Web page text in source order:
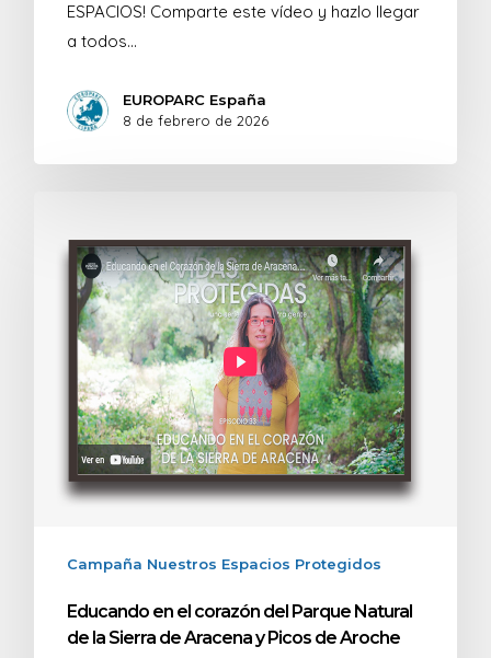
ESPACIOS! Comparte este vídeo y hazlo llegar
a todos…
EUROPARC España
8 de febrero de 2026
Campaña Nuestros Espacios Protegidos
Educando en el corazón del Parque Natural
de la Sierra de Aracena y Picos de Aroche